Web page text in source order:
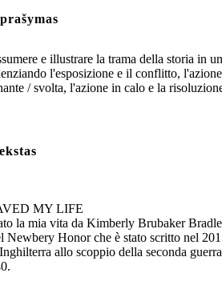
e illustrare la trama della storia in
l'esposizione e il conflitto,
/ svolta, l'azione in calo e la
MY LIFE
la mia vita da Kimberly Brubaker
Newbery Honor che è stato scritto nel
allo scoppio della seconda guerra